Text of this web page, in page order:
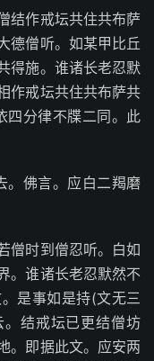
结作戒坛共住共布萨
德僧听。如某甲比丘
得施。谁诸长老忍默
作戒坛共住共布萨共
四分律不牒二同。此
。佛言。应白二羯磨
僧时到僧忍听。白如
。谁诸长老忍默然不
是事如是持(文无三
结戒坛已更结僧坊
。即据此文。应安两